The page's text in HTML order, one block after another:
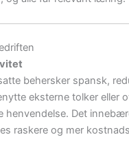
behersker spansk,
eksterne tolker eller
henvendelse. Det
raskere og mer